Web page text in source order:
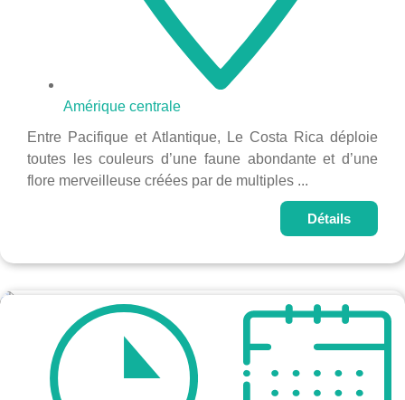
Amérique centrale
Entre Pacifique et Atlantique, Le Costa Rica déploie
toutes les couleurs d’une faune abondante et d’une
flore merveilleuse créées par de multiples ...
Détails